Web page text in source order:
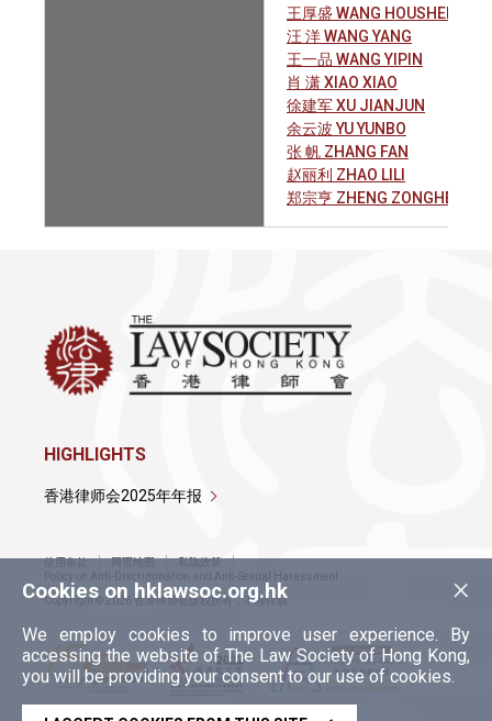
王厚盛 WANG HOUSHENG
汪 洋 WANG YANG
王一品 WANG YIPIN
肖 潇 XIAO XIAO
徐建军 XU JIANJUN
余云波 YU YUNBO
张 帆 ZHANG FAN
赵丽利 ZHAO LILI
郑宗亨 ZHENG ZONGHENG
×
Cookies on hklawsoc.org.hk
We employ cookies to improve user experience. By
accessing the website of The Law Society of Hong Kong,
you will be providing your consent to our use of cookies.
HIGHLIGHTS
香港律师会2025年年报
使用条款 网页地图
私隐政策
Policy on Anti-Discrimination and Anti-Sexual Harassment
Copyright © 2026 香港律师会版权所有，不得转载